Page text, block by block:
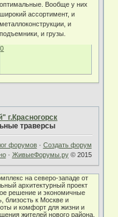
оптимальные. Вообще у них
широкий ассортимент, и
металлоконструкции, и
подъемники, и грузы.
0
траверсы
форумов· Создать форум
· ЖивыеФорумы.ру© 2015
на северо-западе от
архитектурный проект
решение и экономичные
близость к Москве и
и комфорт для жизни и
жителей нового района.